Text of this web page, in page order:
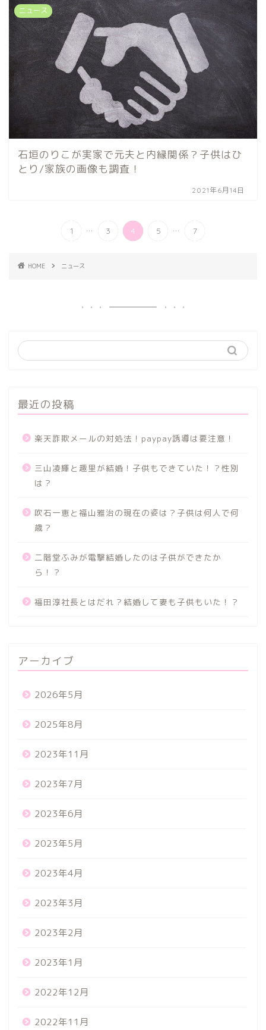
ニュース
石垣のりこが実家で元夫と内縁関係？子供はひ
とり/家族の画像も調査！
2021年6月14日
1 ... 3 4 5 ... 7
HOME ニュース
最近の投稿
楽天詐欺メールの対処法！paypay誘導は要注意！
三山凌輝と趣里が結婚！子供もできていた！？性別
は？
吹石一恵と福山雅治の現在の姿は？子供は何人で何
歳？
二階堂ふみが電撃結婚したのは子供ができたか
ら！？
福田淳社長とはだれ？結婚して妻も子供もいた！？
アーカイブ
2026年5月
2025年8月
2023年11月
2023年7月
2023年6月
2023年5月
2023年4月
2023年3月
2023年2月
2023年1月
2022年12月
2022年11月